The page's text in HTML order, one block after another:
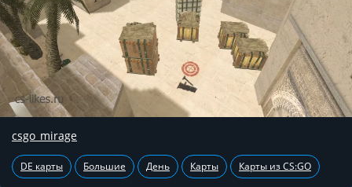
csgo_mirage
DE карты Большие День Карты Карты из CS:GO